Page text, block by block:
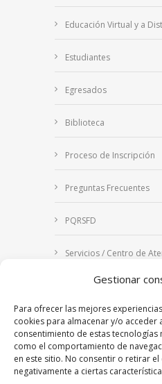
Gestionar
Para ofrecer las mejores
cookies para almacenar y/o acceder
consentimiento de estas
como el comportamiento de
en este sitio. No consentir o retirar
negativamente a ciertas
Educación Virtual y a
Estudiantes
Egresados
Biblioteca
Proceso de Inscripción
Preguntas Frecuentes
PQRSFD
Servicios / Centro de
Correo Institucional
Notificaciones judiciales